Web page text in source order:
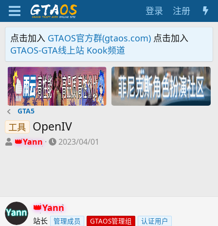
登录 注册
点击加入 GTAOS官方群(gtaos.com) 点击加入
GTAOS-GTA线上站 Kook频道
GTA5
工具 OpenIV
主Yann
开
2023/04/01
Yann
站长 管理成员 GTAOS管理组 认证用户